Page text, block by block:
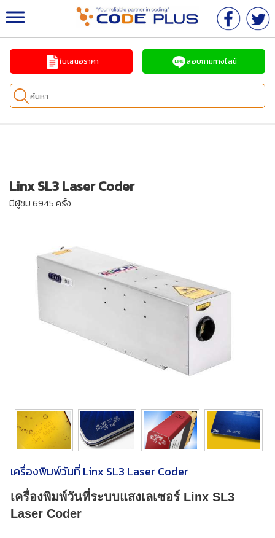
จำหน่ายเครื่องพิมพ์วันที่ เครื่องพิมพ์อิงค์เจ็ทอุตสาหกร
รม ครบวงจร
ใบเสนอราคา สอบถามทางไลน์
Linx SL3 Laser Coder
มีผู้ชม 6945 ครั้ง
เครื่องพิมพ์วันที่ Linx SL3 Laser Coder
เครื่องพิมพ์วันที่ระบบแสงเลเซอร์ Linx SL3
Laser Coder